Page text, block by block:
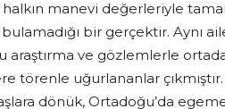
halkın manevi değerleriyle
bir gerçektir. Aynı
ve gözlemlerle
törenle uğurlananlar
dönük, Ortadoğu’da